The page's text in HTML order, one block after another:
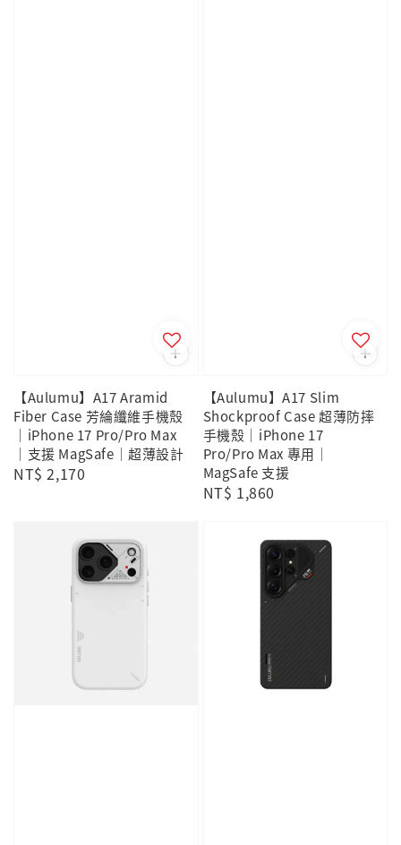
【Aulumu】A17 Aramid
Fiber Case 芳綸纖維手機殼
｜iPhone 17 Pro/Pro Max
｜支援 MagSafe｜超薄設計
Regular
NT$ 2,170
【Aulumu】A17 Slim
Shockproof Case 超薄防摔
手機殼｜iPhone 17
Pro/Pro Max 專用｜
MagSafe 支援
Regular
NT$ 1,860